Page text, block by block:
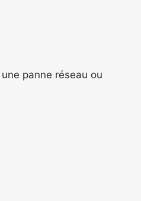
panne réseau ou